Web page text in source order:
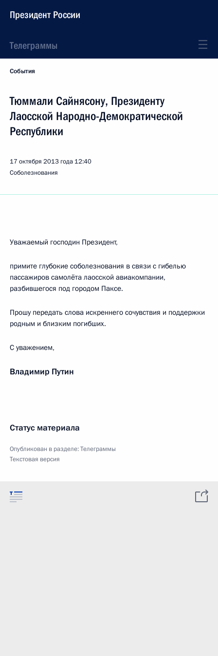
Президент России
Телеграммы
События
Тюммали Сайнясону, Президенту
Лаосской Народно-Демократической
Республики
17 октября 2013 года 12:40
Соболезнования
Уважаемый господин Президент,
примите глубокие соболезнования в связи с гибелью
пассажиров самолёта лаосской авиакомпании,
разбившегося под городом Паксе.
Прошу передать слова искреннего сочувствия и поддержки
родным и близким погибших.
С уважением,
Владимир Путин
Статус материала
Опубликован в разделе:Телеграммы
Текстовая версия